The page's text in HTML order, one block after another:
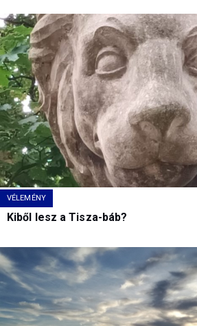
VÉLEMÉNY
Kiből lesz a Tisza-báb?